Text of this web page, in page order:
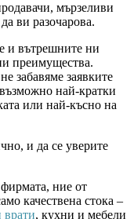
мързеливи
ви разочарова.
и вътрешните ни
преимущества.
забавяме заявките
най-кратки
или най-късно на
и да се уверите
ние от
качествена стока –
врати, кухни и мебели